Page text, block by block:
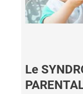
Le